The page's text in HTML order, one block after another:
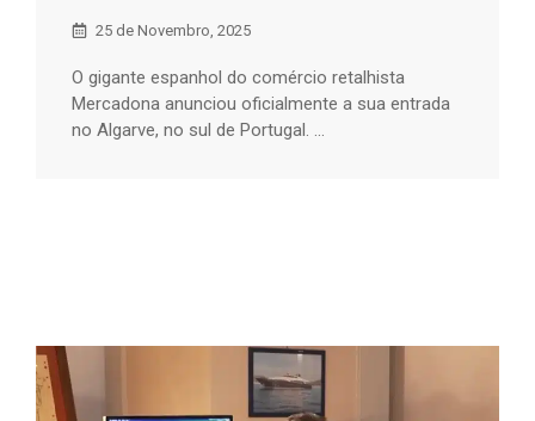
25 de Novembro, 2025
O gigante espanhol do comércio retalhista
Mercadona anunciou oficialmente a sua entrada
no Algarve, no sul de Portugal. ...